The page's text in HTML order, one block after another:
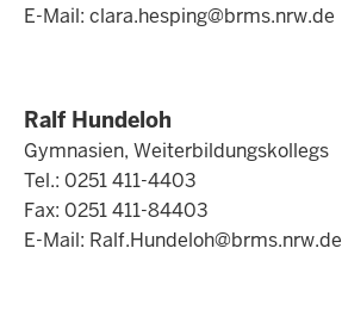
E-Mail: clara.hesping@brms.nrw.de
Ralf Hundeloh
Gymnasien, Weiterbildungskollegs
Tel.: 0251 411-4403
Fax: 0251 411-84403
E-Mail: Ralf.Hundeloh@brms.nrw.de